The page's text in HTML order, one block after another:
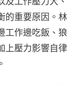
的重要原因。林
工作邊吃飯、狼
上壓力影響自律